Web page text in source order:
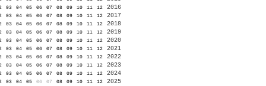
03 04 05 06 07 08 09 10 11 12 2016
03 04 05 06 07 08 09 10 11 12 2017
03 04 05 06 07 08 09 10 11 12 2018
03 04 05 06 07 08 09 10 11 12 2019
03 04 05 06 07 08 09 10 11 12 2020
03 04 05 06 07 08 09 10 11 12 2021
03 04 05 06 07 08 09 10 11 12 2022
03 04 05 06 07 08 09 10 11 12 2023
03 04 05 06 07 08 09 10 11 12 2024
03 04 05 06 07 08 09 10 11 12 2025